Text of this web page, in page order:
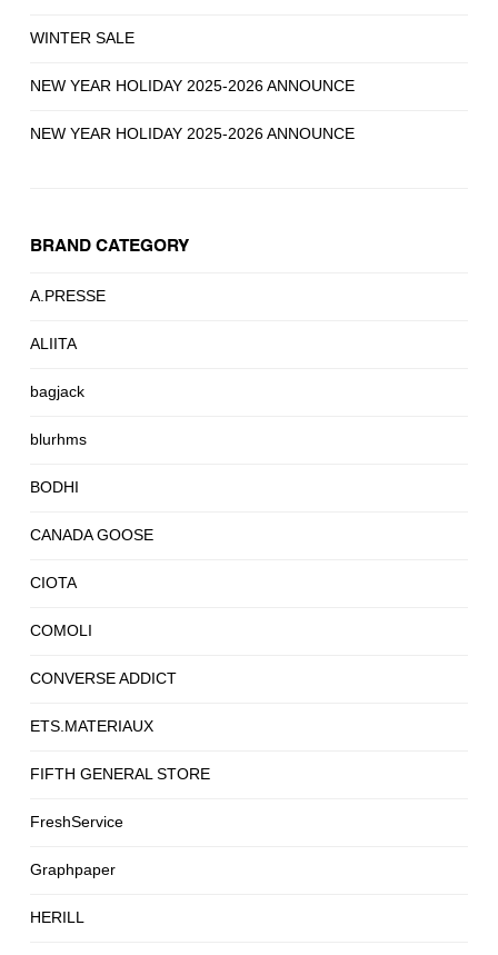
WINTER SALE
NEW YEAR HOLIDAY 2025-2026 ANNOUNCE
NEW YEAR HOLIDAY 2025-2026 ANNOUNCE
BRAND CATEGORY
A.PRESSE
ALIITA
bagjack
blurhms
BODHI
CANADA GOOSE
CIOTA
COMOLI
CONVERSE ADDICT
ETS.MATERIAUX
FIFTH GENERAL STORE
FreshService
Graphpaper
HERILL